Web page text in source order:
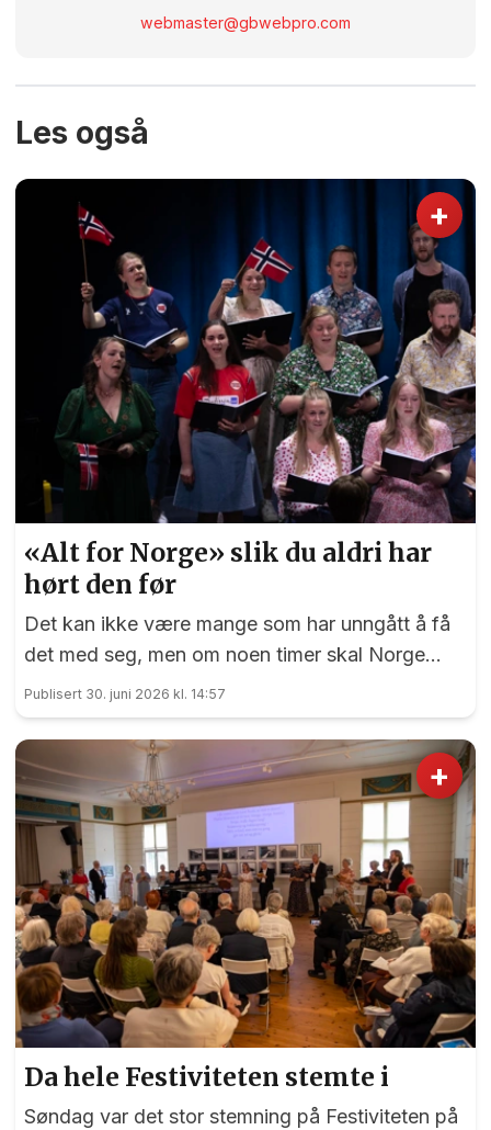
webmaster@gbwebpro.com
Les også
+
«Alt for Norge» slik du aldri har
hørt den før
Det kan ikke være mange som har unngått å få
det med seg, men om noen timer skal Norge
spille mot Elfenbenskysten i 16-delsfinalen i VM.
Publisert 30. juni 2026 kl. 14:57
+
Da hele Festiviteten stemte i
Søndag var det stor stemning på Festiviteten på